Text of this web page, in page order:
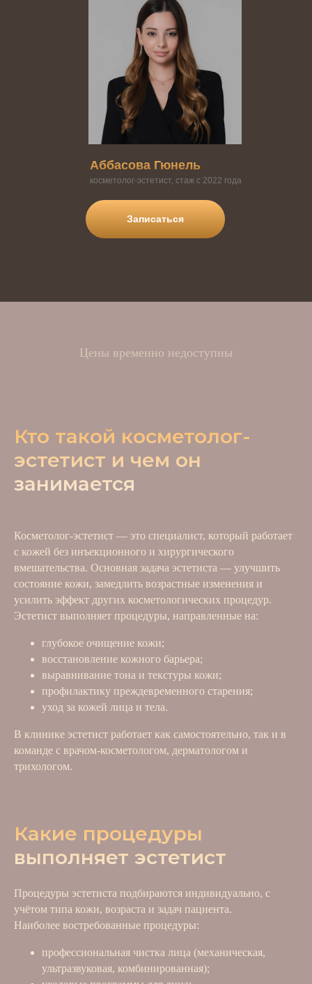
косметолог-эстетист, стаж с 2022 года
Аббасова Гюнель
Записаться
Цены временно недоступны
Кто такой косметолог-
эстетист и чем он
занимается
Косметолог-эстетист — это специалист, который работает
с кожей без инъекционного и хирургического
вмешательства. Основная задача эстетиста — улучшить
состояние кожи, замедлить возрастные изменения и
усилить эффект других косметологических процедур.
Эстетист выполняет процедуры, направленные на:
глубокое очищение кожи;
восстановление кожного барьера;
выравнивание тона и текстуры кожи;
профилактику преждевременного старения;
уход за кожей лица и тела.
В клинике эстетист работает как самостоятельно, так и в
команде с врачом-косметологом, дерматологом и
трихологом.
Какие процедуры
выполняет эстетист
Процедуры эстетиста подбираются индивидуально, с
учётом типа кожи, возраста и задач пациента.
Наиболее востребованные процедуры:
профессиональная чистка лица (механическая,
ультразвуковая, комбинированная);